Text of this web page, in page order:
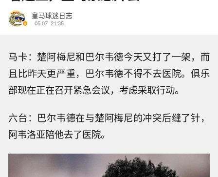
皇马球迷日志
05.07 21:35
马卡：楚阿梅尼和巴尔韦德今天又打了一架，而
且比昨天更严重，巴尔韦德不得不去医院。俱乐
部现在正在召开紧急会议，考虑采取行动。
六台：巴尔韦德在与楚阿梅尼的冲突后缝了针，
阿韦洛亚陪他去了医院。